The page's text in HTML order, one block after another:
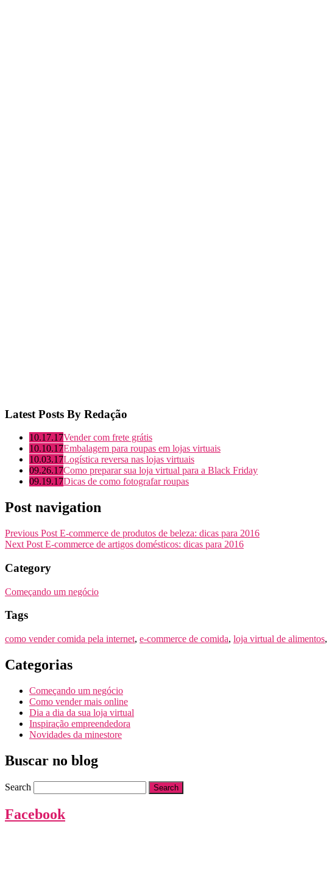
Latest Posts By Redação
10.17.17Vender com frete grátis
10.10.17Embalagem para roupas em lojas virtuais
10.03.17Logística reversa nas lojas virtuais
09.26.17Como preparar sua loja virtual para a Black Friday
09.19.17Dicas de como fotografar roupas
Post navigation
Previous Post E-commerce de produtos de beleza: dicas para 2016
Next Post E-commerce de artigos domésticos: dicas para 2016
Category
Começando um negócio
Tags
como vender comida pela internet, e-commerce de comida, loja virtual de alimentos,
Categorias
Começando um negócio
Como vender mais online
Dia a dia da sua loja virtual
Inspiração empreendedora
Novidades da minestore
Buscar no blog
Search
Facebook